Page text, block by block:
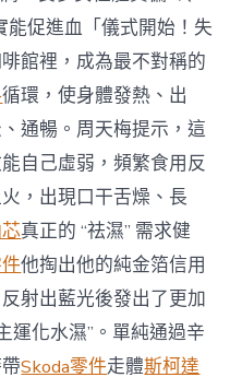
能促進血「儀式開始！失
館裡，成為最不對稱的
循環，使身體發熱、出
通暢。周天梅提示，這
自己虛弱，頻繁食用反
，出現口干舌燥、長
真正的 “祛濕” 需求健
他掏出他的純金箔信用
射出藍光後發出了更加
運化水濕”。單純通過辛
Skoda零件走體斯柯達